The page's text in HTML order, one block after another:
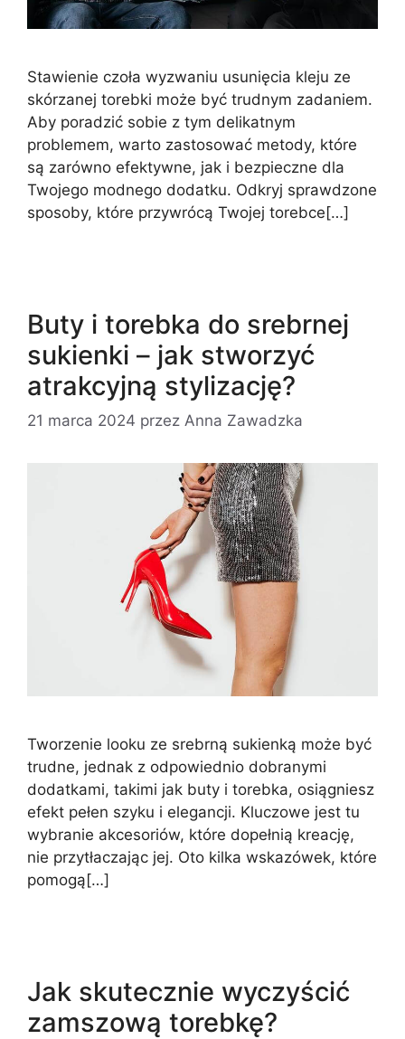
Stawienie czoła wyzwaniu usunięcia kleju ze
skórzanej torebki może być trudnym zadaniem.
Aby poradzić sobie z tym delikatnym
problemem, warto zastosować metody, które
są zarówno efektywne, jak i bezpieczne dla
Twojego modnego dodatku. Odkryj sprawdzone
sposoby, które przywrócą Twojej torebce[…]
Buty i torebka do srebrnej
sukienki – jak stworzyć
atrakcyjną stylizację?
21 marca 2024 przez Anna Zawadzka
Tworzenie looku ze srebrną sukienką może być
trudne, jednak z odpowiednio dobranymi
dodatkami, takimi jak buty i torebka, osiągniesz
efekt pełen szyku i elegancji. Kluczowe jest tu
wybranie akcesoriów, które dopełnią kreację,
nie przytłaczając jej. Oto kilka wskazówek, które
pomogą[…]
Jak skutecznie wyczyścić
zamszową torebkę?